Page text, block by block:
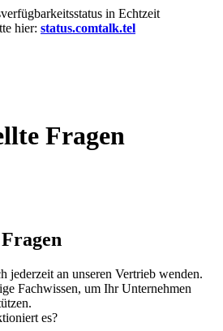
in Echtzeit
hier: status.comtalk.tel
Fragen
jederzeit an unseren Vertrieb wenden.
Fachwissen, um Ihr Unternehmen
es?